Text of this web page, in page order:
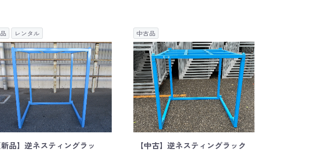
レンタル
新品】逆ネスティングラッ
中古品
【中古】逆ネスティングラック